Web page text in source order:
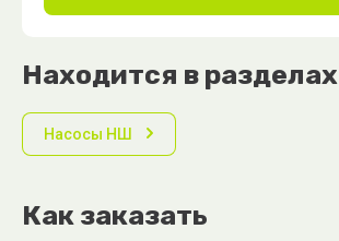
Находится в разделах
Насосы НШ
Как заказать